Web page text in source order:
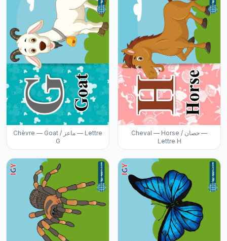
Chèvre — Goat / ماعز — Lettre
G
Cheval — Horse / حصان —
Lettre H